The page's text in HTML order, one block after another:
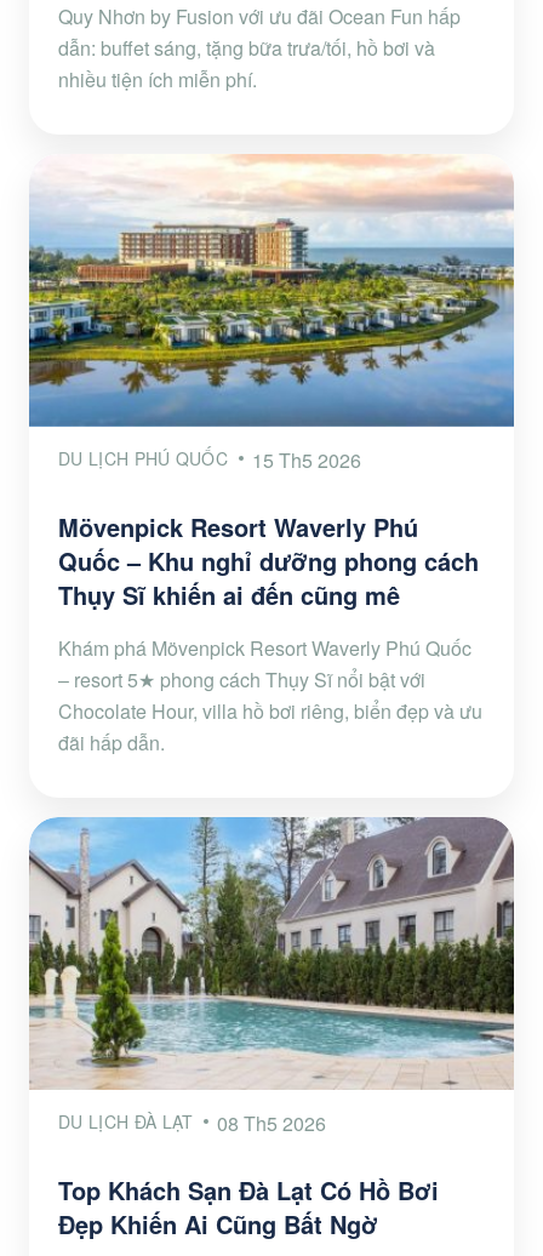
Quy Nhơn by Fusion với ưu đãi Ocean Fun hấp
dẫn: buffet sáng, tặng bữa trưa/tối, hồ bơi và
nhiều tiện ích miễn phí.
DU LỊCH PHÚ QUỐC 15 Th5 2026
Mövenpick Resort Waverly Phú
Quốc – Khu nghỉ dưỡng phong cách
Thụy Sĩ khiến ai đến cũng mê
Khám phá Mövenpick Resort Waverly Phú Quốc
– resort 5★ phong cách Thụy Sĩ nổi bật với
Chocolate Hour, villa hồ bơi riêng, biển đẹp và ưu
đãi hấp dẫn.
DU LỊCH ĐÀ LẠT 08 Th5 2026
Top Khách Sạn Đà Lạt Có Hồ Bơi
Đẹp Khiến Ai Cũng Bất Ngờ